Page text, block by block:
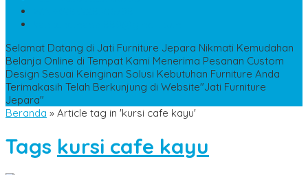
Selamat Datang di Jati Furniture Jepara Nikmati Kemudahan
Belanja Online di Tempat Kami Menerima Pesanan Custom
Design Sesuai Keinginan Solusi Kebutuhan Furniture Anda
Terimakasih Telah Berkunjung di Website"Jati Furniture
Jepara"
Beranda » Article tag in 'kursi cafe kayu'
Tags kursi cafe kayu